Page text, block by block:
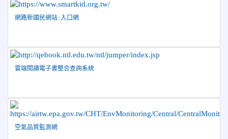
網路新國民網站::入口網
雲端閱讀電子書整合查詢系統
空氣品質監測網